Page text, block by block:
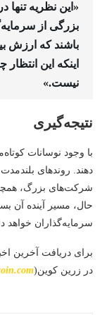
«این نظریه
بزرگی از
باشند که ارزش
اینکه این
نیست.»
نتیجه‌گیری
با وجود نوسانات
دهند. روندهای
شرکت‌های بزرگ،
حال، مسیر آینده آن
سرمایه‌گذاران خواهد
برای دریافت آخرین
در زرین کوین(